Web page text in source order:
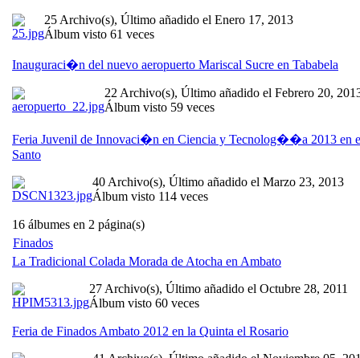
25 Archivo(s), Último añadido el Enero 17, 2013
Álbum visto 61 veces
Inauguraci�n del nuevo aeropuerto Mariscal Sucre en Tababela
22 Archivo(s), Último añadido el Febrero 20,
Álbum visto 59 veces
Feria Juvenil de Innovaci�n en Ciencia y Tecnolog��a 2013 en
Santo
40 Archivo(s), Último añadido el Marzo 23, 2013
Álbum visto 114 veces
16 álbumes en 2 página(s)
Finados
La Tradicional Colada Morada de Atocha en Ambato
27 Archivo(s), Último añadido el Octubre 28, 2011
Álbum visto 60 veces
Feria de Finados Ambato 2012 en la Quinta el Rosario